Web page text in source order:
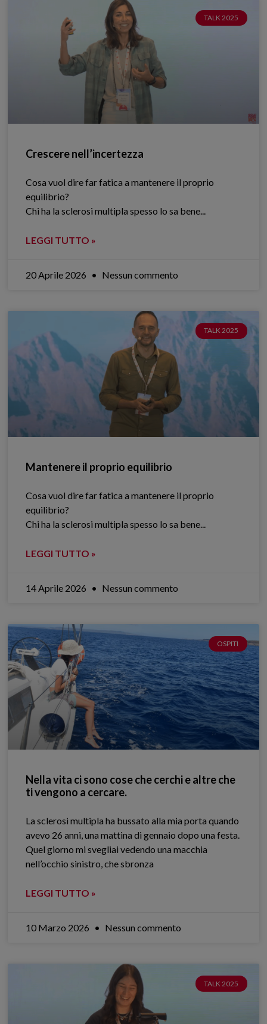
TALK 2025
Crescere nell’incertezza
Cosa vuol dire far fatica a mantenere il proprio
equilibrio?
Chi ha la sclerosi multipla spesso lo sa bene.​..
LEGGI TUTTO »
20 Aprile 2026 Nessun commento
TALK 2025
Mantenere il proprio equilibrio
Cosa vuol dire far fatica a mantenere il proprio
equilibrio?
Chi ha la sclerosi multipla spesso lo sa bene.​..
LEGGI TUTTO »
14 Aprile 2026 Nessun commento
OSPITI
Nella vita ci sono cose che cerchi e altre che
ti vengono a cercare.
La sclerosi multipla ha bussato alla mia porta quando
avevo 26 anni, una mattina di gennaio dopo una festa.
Quel giorno mi svegliai vedendo una macchia
nell’occhio sinistro, che sbronza
LEGGI TUTTO »
10 Marzo 2026 Nessun commento
TALK 2025